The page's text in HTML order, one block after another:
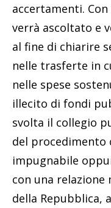
accertamenti.
verrà ascoltato e
al fine di chiarire
nelle trasferte in
nelle spese
illecito di fondi
svolta il collegio
del procedimento
impugnabile
con una
della Repubblica,